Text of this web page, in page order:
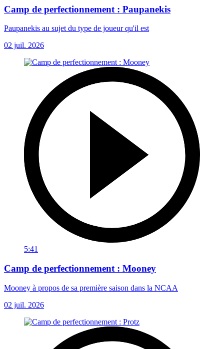
Camp de perfectionnement : Paupanekis
Paupanekis au sujet du type de joueur qu'il est
02 juil. 2026
5:41
Camp de perfectionnement : Mooney
Mooney à propos de sa première saison dans la NCAA
02 juil. 2026